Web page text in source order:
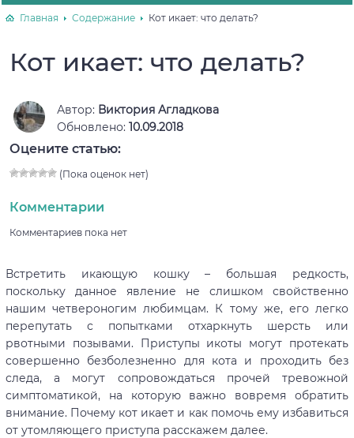
Главная Содержание Кот икает: что делать?
Кот икает: что делать?
Автор: Виктория Агладкова
Обновлено: 10.09.2018
Оцените статью:
(Пока оценок нет)
Комментарии
Комментариев пока нет
Встретить икающую кошку – большая редкость,
поскольку данное явление не слишком свойственно
нашим четвероногим любимцам. К тому же, его легко
перепутать с попытками отхаркнуть шерсть или
рвотными позывами. Приступы икоты могут протекать
совершенно безболезненно для кота и проходить без
следа, а могут сопровождаться прочей тревожной
симптоматикой, на которую важно вовремя обратить
внимание. Почему кот икает и как помочь ему избавиться
от утомляющего приступа расскажем далее.